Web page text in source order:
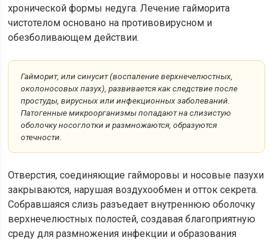
хронической формы недуга. Лечение гайморита
чистотелом основано на противовирусном и
обезболивающем действии.
Гайморит, или синусит (воспаление верхнечелюстных,
околоносовых пазух), развивается как следствие после
простуды, вирусных или инфекционных заболеваний.
Патогенные микроорганизмы попадают на слизистую
оболочку носоглотки и размножаются, образуются
отечности.
Отверстия, соединяющие гайморовы и носовые пазухи
закрываются, нарушая воздухообмен и отток секрета.
Собравшаяся слизь разъедает внутреннюю оболочку
верхнечелюстных полостей, создавая благоприятную
среду для размножения инфекции и образования